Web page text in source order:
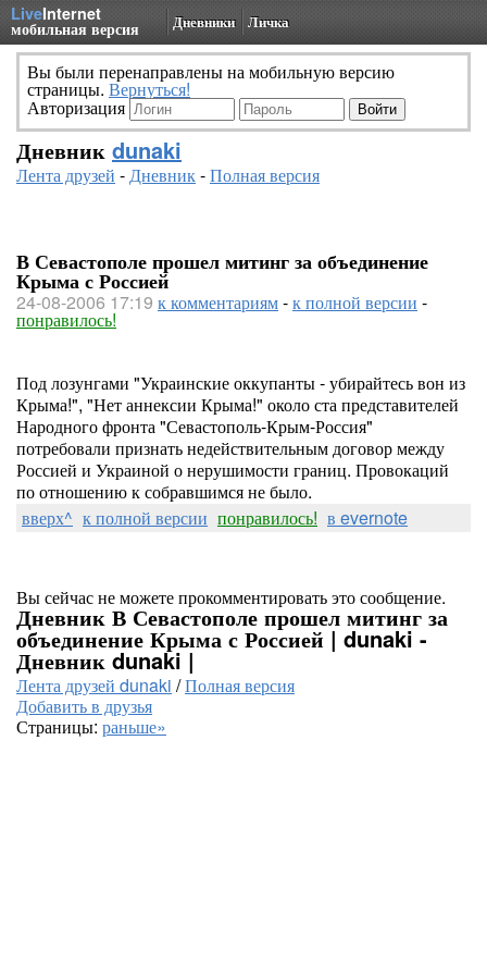
LiveInternet
мобильная версия Дневники Личка
Вы были перенаправлены на мобильную версию
страницы. Вернуться!
Авторизация
Дневник dunaki
Лента друзей -Дневник-Полная версия
В Севастополе прошел митинг за объединение
Крыма с Россией
24-08-2006 17:19 к комментариям-к полной версии -
понравилось!
Под лозунгами "Украинские оккупанты - убирайтесь вон из
Крыма!", "Нет аннексии Крыма!" около ста представителей
Народного фронта "Севастополь-Крым-Россия"
потребовали признать недействительным договор между
Россией и Украиной о нерушимости границ. Провокаций
по отношению к собравшимся не было.
вверх^ к полной версии понравилось! в evernote
Вы сейчас не можете прокомментировать это сообщение.
Дневник В Севастополе прошел митинг за
объединение Крыма с Россией | dunaki -
Дневник dunaki |
Лента друзей dunaki /Полная версия
Добавить в друзья
Страницы: раньше»